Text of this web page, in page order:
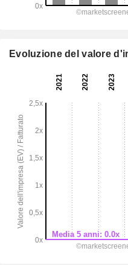
Evoluzione del valore